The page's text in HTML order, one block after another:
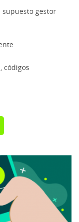
supuesto gestor
códigos